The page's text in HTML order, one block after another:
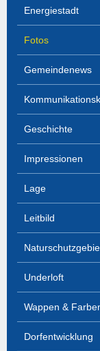
Energiestadt
Fotos
Gemeindenews
Geschichte
Impressionen
Lage
Leitbild
Underloft
Wappen &
Dorfentwicklung